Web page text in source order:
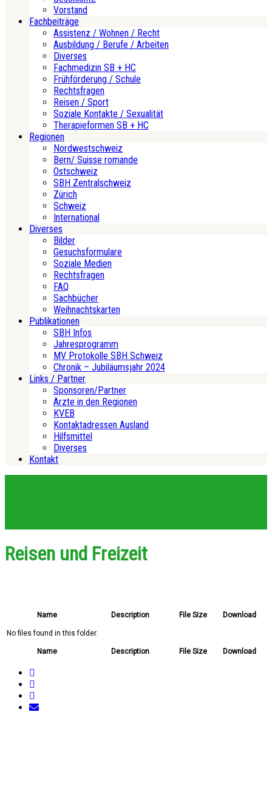
Vorstand
Fachbeiträge
Assistenz / Wohnen / Recht
Ausbildung / Berufe / Arbeiten
Diverses
Fachmedizin SB + HC
Frühförderung / Schule
Rechtsfragen
Reisen / Sport
Soziale Kontakte / Sexualität
Therapieformen SB + HC
Regionen
Nordwestschweiz
Bern/ Suisse romande
Ostschweiz
SBH Zentralschweiz
Zürich
Schweiz
International
Diverses
Bilder
Gesuchsformulare
Soziale Medien
Rechtsfragen
FAQ
Sachbücher
Weihnachtskarten
Publikationen
SBH Infos
Jahresprogramm
MV Protokolle SBH Schweiz
Chronik – Jubiläumsjahr 2024
Links / Partner
Sponsoren/Partner
Ärzte in den Regionen
KVEB
Kontaktadressen Ausland
Hilfsmittel
Diverses
Kontakt
Reisen und Freizeit
Name Description File Size Download
Name Description File Size Download
No files found in this folder.